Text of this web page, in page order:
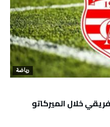
رياضة
خلال الميركاتو